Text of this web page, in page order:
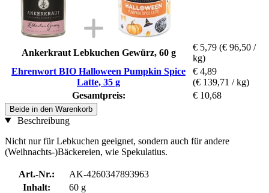
Ankerkraut Lebkuchen Gewürz, 60 g
€ 5,79 (€ 96,50 /
kg)
Ehrenwort BIO Halloween Pumpkin Spice
Latte, 35 g
€ 4,89
(€ 139,71 / kg)
Gesamtpreis:
€ 10,68
Beide in den Warenkorb
Beschreibung
Nicht nur für Lebkuchen geeignet, sondern auch für andere
(Weihnachts-)Bäckereien, wie Spekulatius.
Art.-Nr.:
AK-4260347893963
Inhalt:
60 g